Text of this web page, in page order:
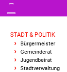
STADT & POLITIK
Bürgermeister
Gemeinderat
Jugendbeirat
Stadtverwaltung